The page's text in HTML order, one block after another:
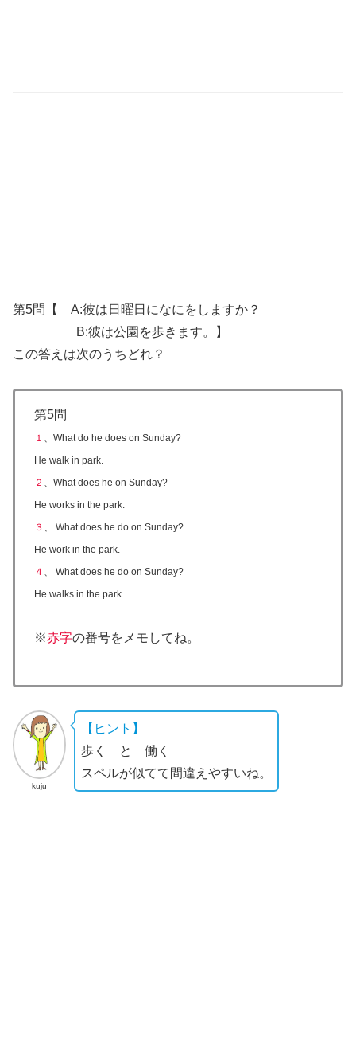
第5問【 A:彼は日曜日になにをしますか？
B:彼は公園を歩きます。】
この答えは次のうちどれ？
第5問
１
What do he does on Sunday?
He walk in park.
２
What does he on Sunday?
He works in the park.
３
What does he do on Sunday?
He work in the park.
４
、 What does he do on Sunday?
He walks in the park.
※赤字の番号をメモしてね。
kuju
【ヒント】
歩く と 働く
スペルが似てて間違えやすいね。